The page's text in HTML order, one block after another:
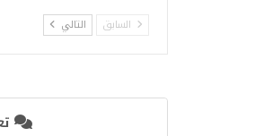
السابق التالي